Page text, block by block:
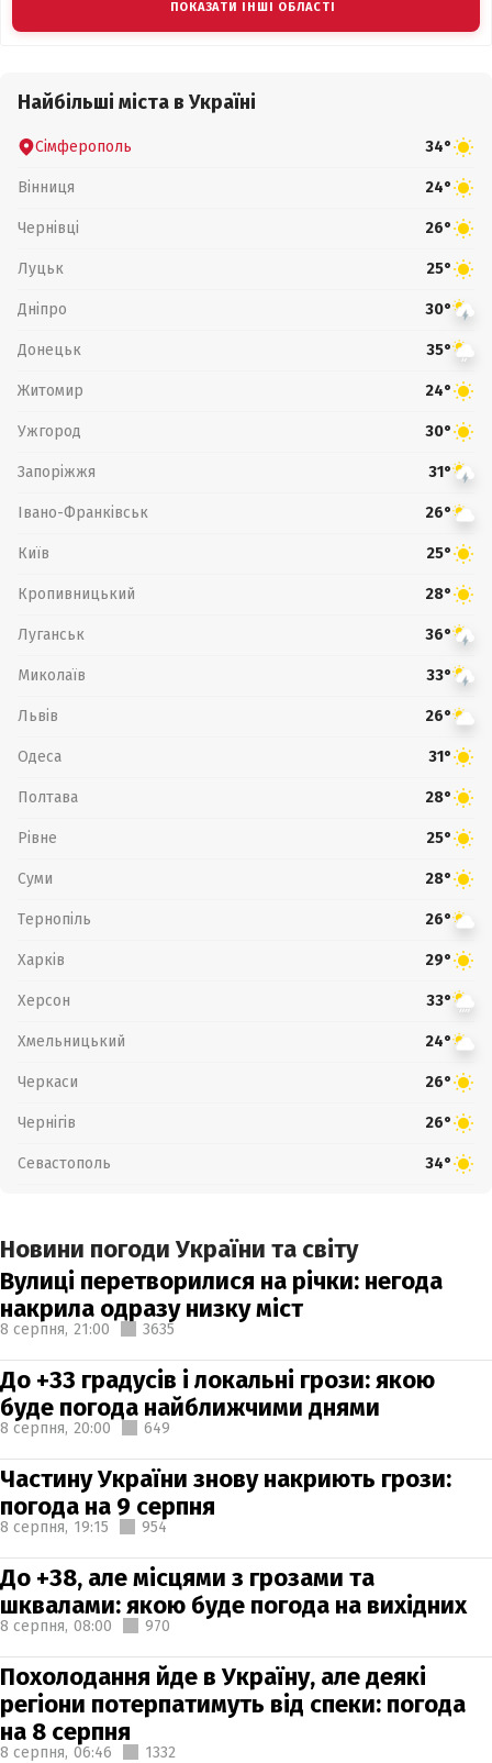
ПОКАЗАТИ ІНШІ ОБЛАСТІ
Найбільші міста в Україні
Сімферополь 34°
Вінниця 24°
Чернівці 26°
Луцьк 25°
Дніпро 30°
Донецьк 35°
Житомир 24°
Ужгород 30°
Запоріжжя 31°
Івано-Франківськ 26°
Київ 25°
Кропивницький 28°
Луганськ 36°
Миколаїв 33°
Львів 26°
Одеса 31°
Полтава 28°
Рівне 25°
Суми 28°
Тернопіль 26°
Харків 29°
Херсон 33°
Хмельницький 24°
Черкаси 26°
Чернігів 26°
Севастополь 34°
Новини погоди України та світу
Вулиці перетворилися на річки: негода
накрила одразу низку міст
8 серпня, 21:00 3635
До +33 градусів і локальні грози: якою
буде погода найближчими днями
8 серпня, 20:00 649
Частину України знову накриють грози:
погода на 9 серпня
8 серпня, 19:15 954
До +38, але місцями з грозами та
шквалами: якою буде погода на вихідних
8 серпня, 08:00 970
Похолодання йде в Україну, але деякі
регіони потерпатимуть від спеки: погода
на 8 серпня
8 серпня, 06:46 1332